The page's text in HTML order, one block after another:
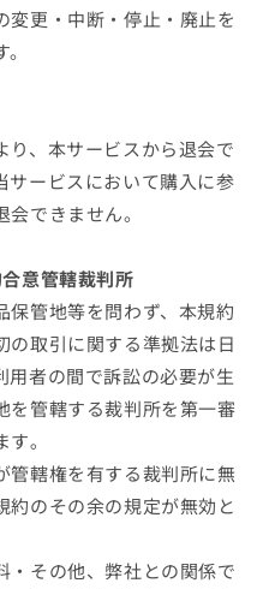
変更・中断・停止・廃止を
り、本サービスから退会で
サービスにおいて購入に参
できません。
意管轄裁判所
保管地等を問わず、本規約
の取引に関する準拠法は日
用者の間で訴訟の必要が生
を管轄する裁判所を第一審
す｡
管轄権を有する裁判所に無
約のその余の規定が無効と
・その他、弊社との関係で